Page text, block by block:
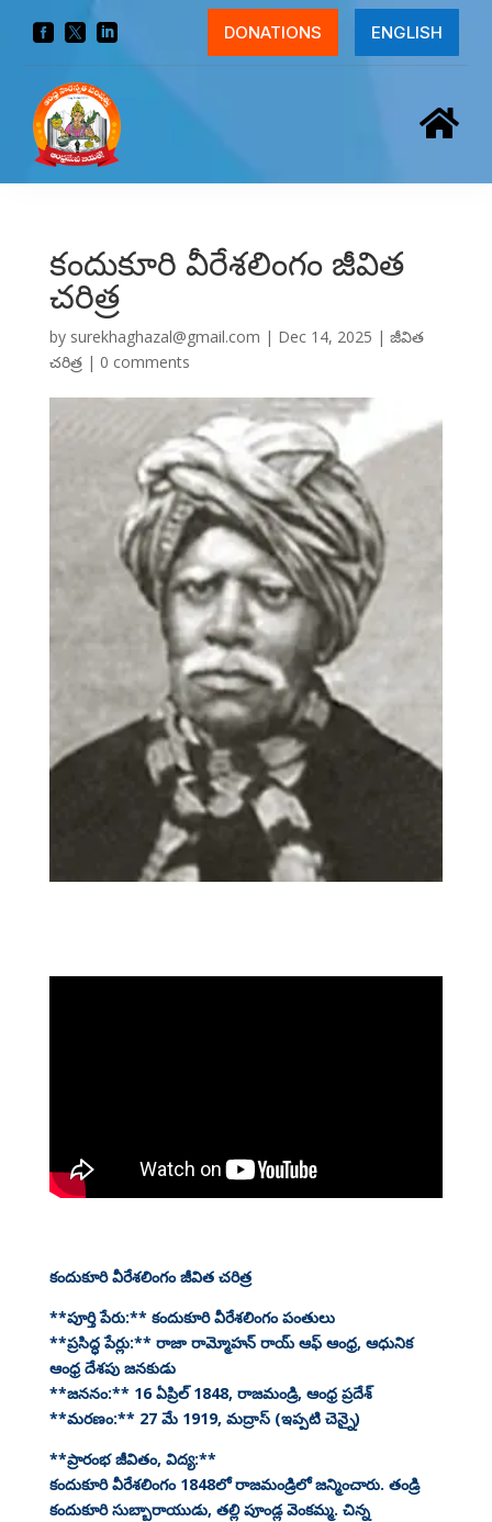
   DONATIONS ENGLISH

కందుకూరి వీరేశలింగం జీవిత
చరిత్ర
by surekhaghazal@gmail.com | Dec 14, 2025 | జీవిత
చరిత్ర| 0 comments
కందుకూరి వీరేశలింగం జీవిత చరిత్ర
**పూర్తి పేరు:** కందుకూరి వీరేశలింగం పంతులు
**ప్రసిద్ధ పేర్లు:** రాజా రామ్మోహన్ రాయ్ ఆఫ్ ఆంధ్ర, ఆధునిక
ఆంధ్ర దేశపు జనకుడు
**జననం:** 16 ఏప్రిల్ 1848, రాజమండ్రి, ఆంధ్ర ప్రదేశ్
**మరణం:** 27 మే 1919, మద్రాస్ (ఇప్పటి చెన్నై)
**ప్రారంభ జీవితం, విద్య:**
కందుకూరి వీరేశలింగం 1848లో రాజమండ్రిలో జన్మించారు. తండ్రి
కందుకూరి సుబ్బారాయుడు, తల్లి పూండ్ల వెంకమ్మ. చిన్న